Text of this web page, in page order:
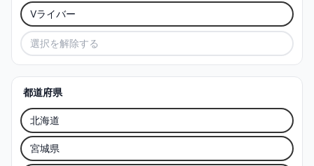
Vライバー
選択を解除する
都道府県
北海道
宮城県